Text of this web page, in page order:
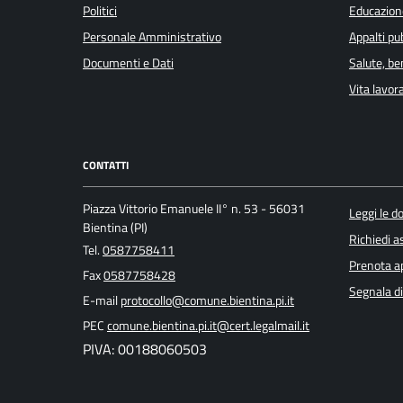
Politici
Personale Amministrativo
Documenti e Dati
Appalti
Salute,
Vita
CONTATTI
Piazza Vittorio Emanuele II° n. 53 - 56031
Bientina (PI)
Tel.0587758411
Fax0587758428
E-mailprotocollo@comune.bientina.pi.it
PECcomune.bientina.pi.it@cert.legalmail.it
PIVA: 00188060503
Leggi le
Richiedi
Prenota
Segnala